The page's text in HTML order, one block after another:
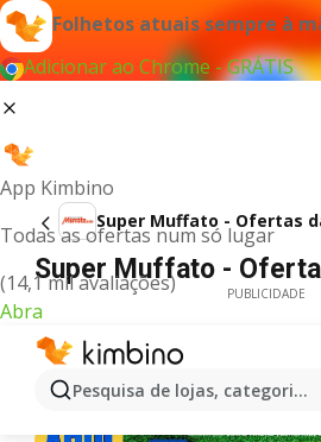
Folhetos atuais sempre à
Adicionar ao Chrome - GRÁTIS
App Kimbino
Todas as ofertas num só lugar
(14,1 mil avaliações)
Abra
Pesquisa de lojas,
Super Muffato - Ofertas
Super Muffato -
PUBLICIDADE